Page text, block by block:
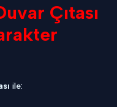
Çıtası
ile: